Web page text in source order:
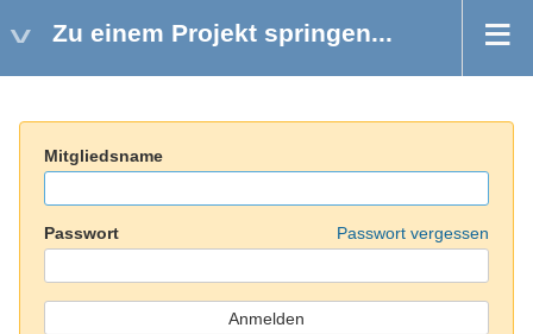
Zu einem Projekt springen...
Mitgliedsname
Passwort Passwort vergessen